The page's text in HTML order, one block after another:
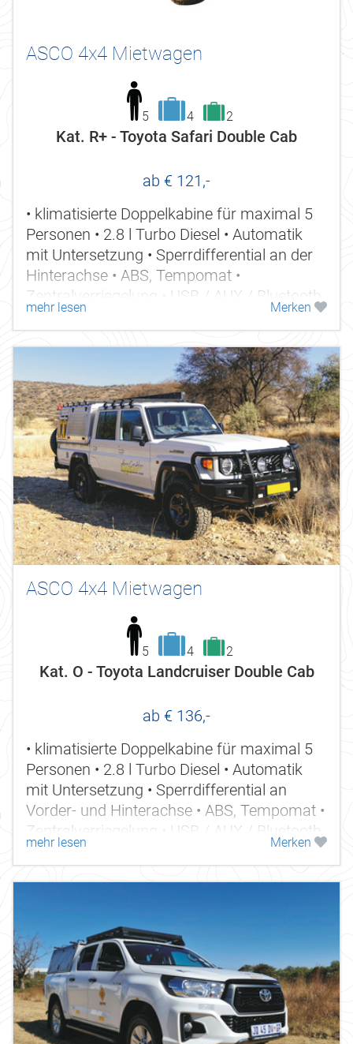
ASCO 4x4 Mietwagen
5 4 2
Kat. R+ - Toyota Safari Double Cab
ab € 121,-
• klimatisierte Doppelkabine für maximal 5
Personen • 2.8 l Turbo Diesel • Automatik
mit Untersetzung • Sperrdifferential an der
Hinterachse • ABS, Tempomat •
Zentralverriegelung • USB / AUX / Bluetooth
• abschließbarer...
mehr lesen Merken
ASCO 4x4 Mietwagen
5 4 2
Kat. O - Toyota Landcruiser Double Cab
ab € 136,-
• klimatisierte Doppelkabine für maximal 5
Personen • 2.8 l Turbo Diesel • Automatik
mit Untersetzung • Sperrdifferential an
Vorder- und Hinterachse • ABS, Tempomat •
Zentralverriegelung • USB / AUX / Bluetooth
•...
mehr lesen Merken